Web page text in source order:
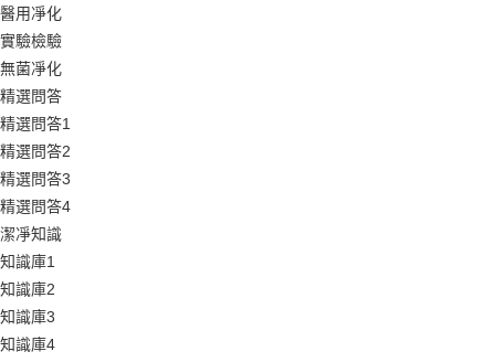
醫用凈化
實驗檢驗
無菌凈化
精選問答
精選問答1
精選問答2
精選問答3
精選問答4
潔凈知識
知識庫1
知識庫2
知識庫3
知識庫4